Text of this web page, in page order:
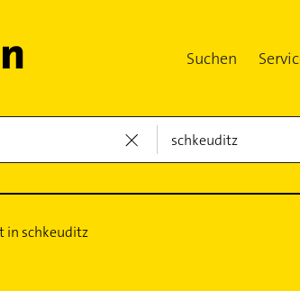
Suchen